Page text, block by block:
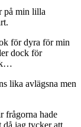
på min lilla
för dyra för min
dock för
lika avlägsna men
frågorna hade
då jag tycker att